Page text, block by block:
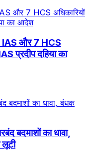
IAS और 7 HCS
प्रदीप दहिया का
बदमाशों का धावा,